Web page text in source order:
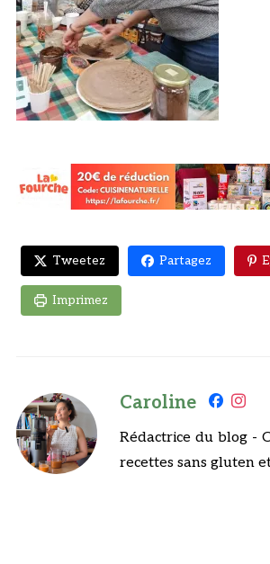
Tweetez Partagez
Imprimez
Caroline
Rédactrice du blog -
recettes sans gluten